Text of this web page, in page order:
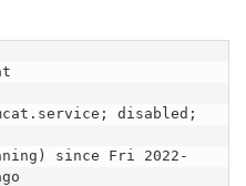
disabled;